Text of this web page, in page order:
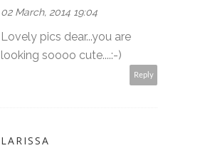
02 March, 2014 19:04
Lovely pics dear...you are
looking soooo cute....:-)
Reply
LARISSA